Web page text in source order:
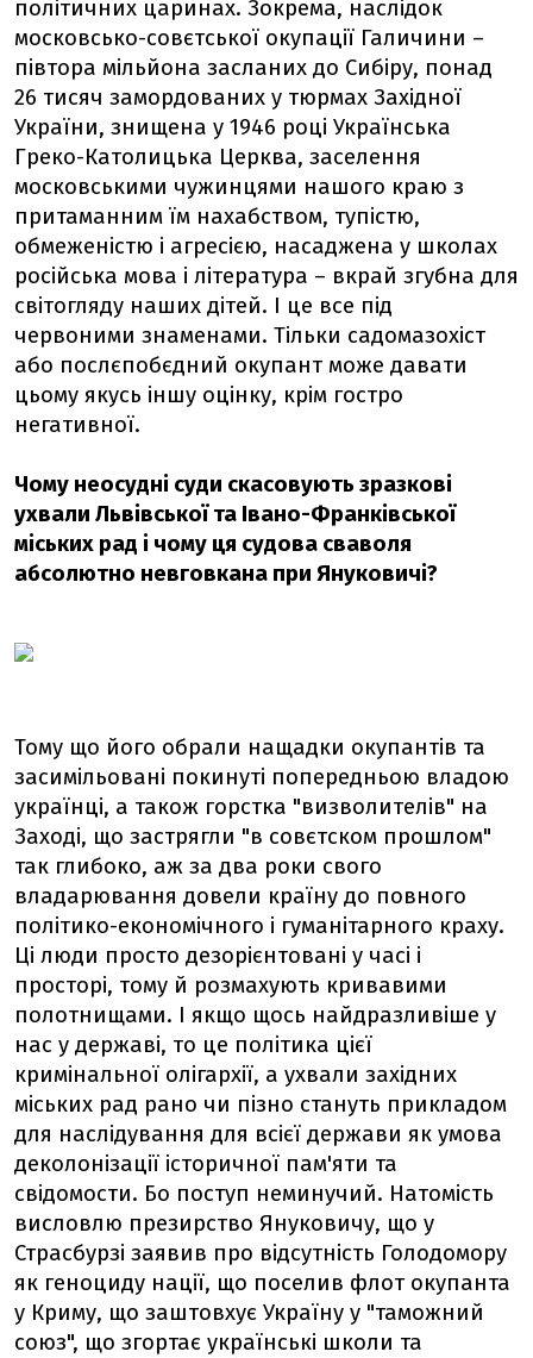
політичних царинах. Зокрема, наслідок
московсько-совєтської окупації Галичини –
півтора мільйона засланих до Сибіру, понад
26 тисяч замордованих у тюрмах Західної
України, знищена у 1946 році Українська
Греко-Католицька Церква, заселення
московськими чужинцями нашого краю з
притаманним їм нахабством, тупістю,
обмеженістю і агресією, насаджена у школах
російська мова і література – вкрай згубна для
світогляду наших дітей. І це все під
червоними знаменами. Тільки садомазохіст
або послєпобєдний окупант може давати
цьому якусь іншу оцінку, крім гостро
негативної.
Чому неосудні суди скасовують зразкові
ухвали Львівської та Івано-Франківської
міських рад і чому ця судова сваволя
абсолютно невговкана при Януковичі?
Тому що його обрали нащадки окупантів та
засимільовані покинуті попередньою владою
українці, а також горстка "визволителів" на
Заході, що застрягли "в совєтском прошлом"
так глибоко, аж за два роки свого
владарювання довели країну до повного
політико-економічного і гуманітарного краху.
Ці люди просто дезорієнтовані у часі і
просторі, тому й розмахують кривавими
полотнищами. І якщо щось найдразливіше у
нас у державі, то це політика цієї
кримінальної олігархії, а ухвали західних
міських рад рано чи пізно стануть прикладом
для наслідування для всієї держави як умова
деколонізації історичної пам'яти та
свідомости. Бо поступ неминучий. Натомість
висловлю презирство Януковичу, що у
Страсбурзі заявив про відсутність Голодомору
як геноциду нації, що поселив флот окупанта
у Криму, що заштовхує Україну у "таможний
союз", що згортає українські школи та